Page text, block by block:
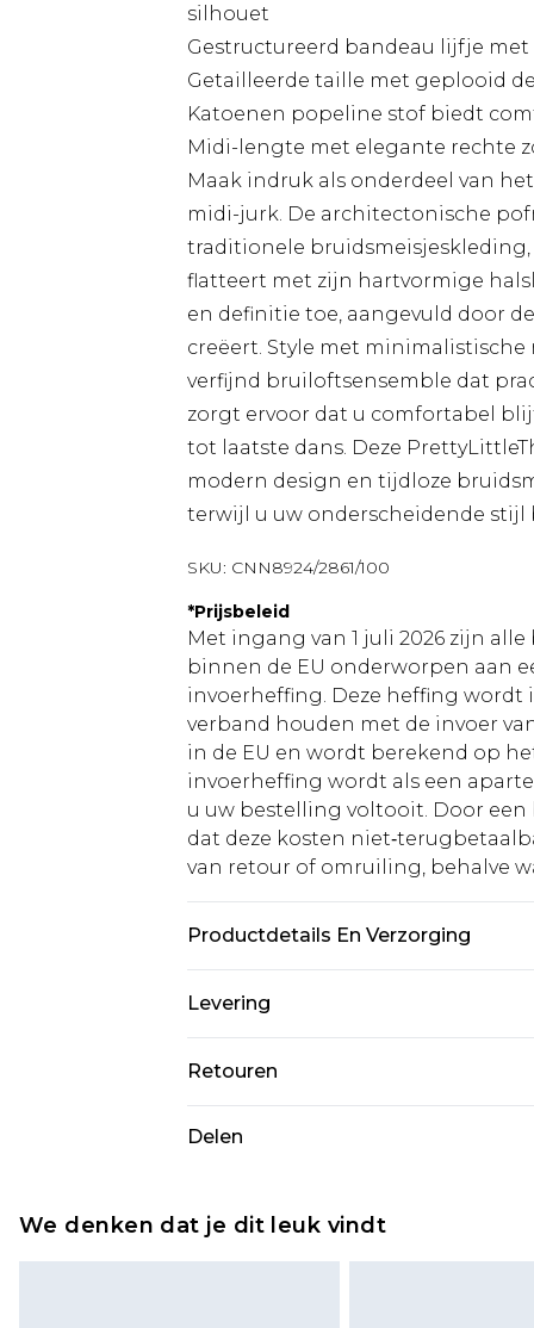
silhouet
Gestructureerd bandeau lijfje
Getailleerde taille met geplooid
Katoenen popeline stof biedt
Midi-lengte met elegante rechte
Maak indruk als onderdeel van
midi-jurk. De architectonische
traditionele
flatteert met zijn hartvormige
en definitie toe, aangevuld door
creëert. Style met
verfijnd bruiloftsensemble dat
zorgt ervoor dat u comfortabel
tot laatste dans. Deze
modern design en tijdloze
terwijl u uw onderscheidende stijl
SKU: CNN8924/2861/100
*Prijsbeleid
Met ingang van 1 juli 2026 zijn
binnen de EU onderworpen aan
invoerheffing. Deze heffing
verband houden met de invoer
in de EU en wordt berekend op
invoerheffing wordt als een
u uw bestelling voltooit. Door
dat deze kosten
van retour of omruiling, behalve
Productdetails En Verzorging
Levering
Standaardlevering Nederland
Expressdienst Nederland
Retouren
wordt gebracht op uw
Delen
We denken dat je dit leuk vindt